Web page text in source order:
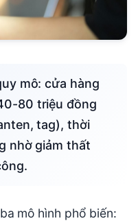
80 triệu đồng
tag), thời
nhờ giảm thất
mô hình phổ biến: